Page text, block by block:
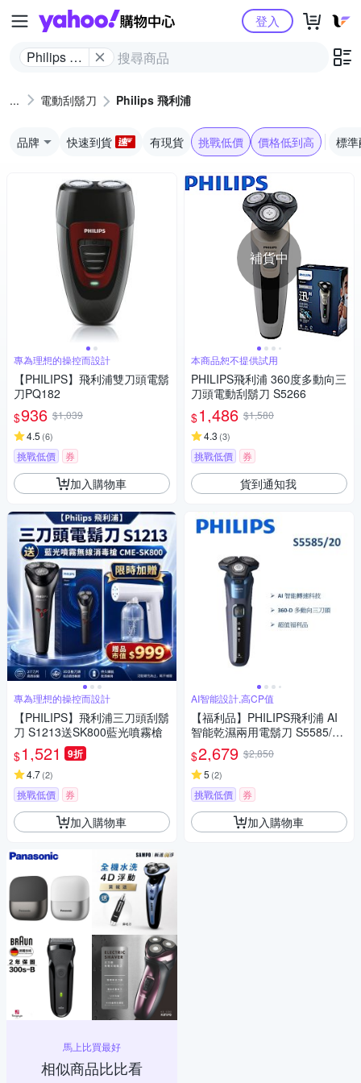
Yahoo購物中心
Philips 飛
登入
電動刮鬍刀 Philips 飛利浦
品牌 快速到貨 有現貨 挑戰低價 價格低到高 標
專為理想的操控而設計
【PHILIPS】飛利浦雙刀頭電鬍
刀PQ182
$936 $1,039
4.5 (6)
挑戰低價 券
加入購物車
專為理想的操控而設計
【PHILIPS】飛利浦三刀頭刮鬍
刀 S1213送SK800藍光噴霧槍
$1,521 9折
4.7(2)
挑戰低價 券
加入購物車
馬上比買最好
相似商品比比看
補貨中
本商品恕不提供試用
PHILIPS飛利浦 360度多動向三
刀頭電動刮鬍刀 S5266
$1,486 $1,580
4.3 (3)
挑戰低價 券
貨到通知我
AI智能設計,高CP值
【福利品】PHILIPS飛利浦 AI
智能乾濕兩用電鬍刀 S5585/20
(一年保固)
$2,679 $2,850
5 (2)
挑戰低價 券
加入購物車